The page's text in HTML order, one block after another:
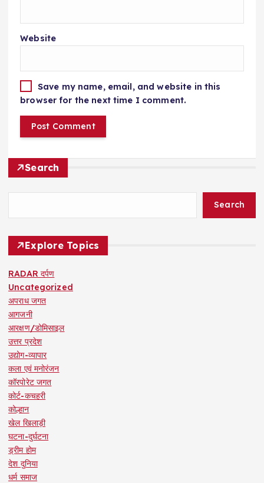
Website
Save my name, email, and website in this
browser for the next time I comment.
Search
Search
Explore Topics
RADAR दर्पण
Uncategorized
अपराध जगत
आगजनी
आरक्षण/डोमिसाइल
उत्तर प्रदेश
उद्योग-व्यापार
कला एवं मनोरंजन
कॉरपोरेट जगत
कोर्ट-कचहरी
कोल्हान
खेल खिलाड़ी
घटना-दुर्घटना
ड्रीम होम
देश दुनिया
धर्म समाज